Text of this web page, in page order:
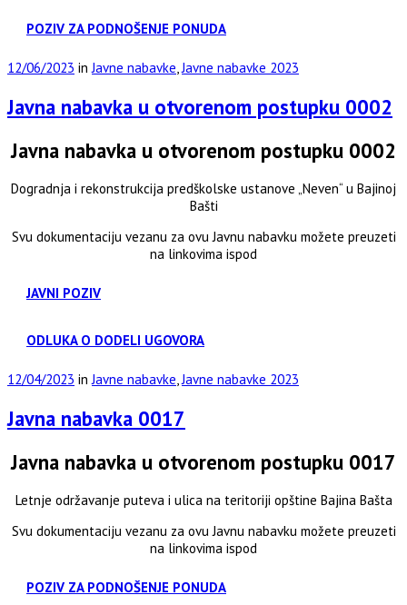
POZIV ZA PODNOŠENJE PONUDA
12/06/2023 inJavne nabavke,Javne nabavke 2023
Javna nabavka u otvorenom postupku 0002
Javna nabavka u otvorenom postupku 0002
Dogradnja i rekonstrukcija predškolske ustanove „Neven“ u Bajinoj
Bašti
Svu dokumentaciju vezanu za ovu Javnu nabavku možete preuzeti
na linkovima ispod
JAVNI POZIV
ODLUKA O DODELI UGOVORA
12/04/2023 inJavne nabavke,Javne nabavke 2023
Javna nabavka 0017
Javna nabavka u otvorenom postupku 0017
Letnje održavanje puteva i ulica na teritoriji opštine Bajina Bašta
Svu dokumentaciju vezanu za ovu Javnu nabavku možete preuzeti
na linkovima ispod
POZIV ZA PODNOŠENJE PONUDA